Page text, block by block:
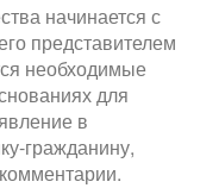
начинается с
представителем
необходимые
для
в
гражданину,